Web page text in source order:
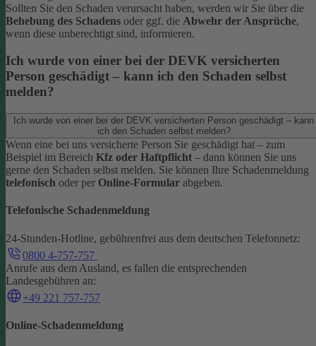
Sollten Sie den Schaden verursacht haben, werden wir Sie über die
Behebung des Schadens oder ggf. die Abwehr der Ansprüche,
wenn diese unberechtigt sind, informieren.
Ich wurde von einer bei der DEVK versicherten
Person geschädigt – kann ich den Schaden selbst
melden?
Ich wurde von einer bei der DEVK versicherten Person geschädigt – kann
ich den Schaden selbst melden?
Wenn eine bei uns versicherte Person Sie geschädigt hat – zum
Beispiel im Bereich Kfz oder Haftpflicht – dann können Sie uns
gerne den Schaden selbst melden. Sie können Ihre Schadenmeldung
telefonisch oder per Online-Formular abgeben.
Telefonische Schadenmeldung
24-Stunden-Hotline, gebührenfrei aus dem deutschen Telefonnetz:
0800 4-757-757
Anrufe aus dem Ausland, es fallen die entsprechenden
Landesgebühren an:
+49 221 757-757
Online-Schadenmeldung